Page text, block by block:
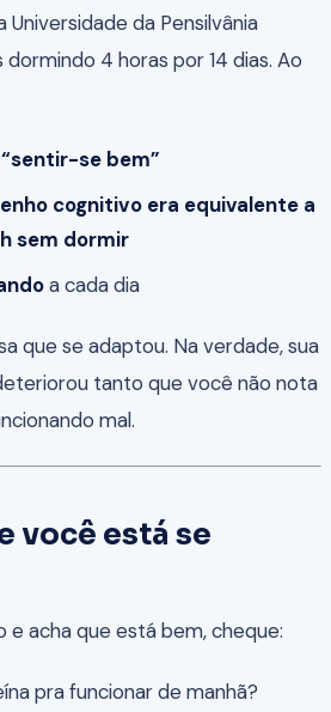
Universidade da Pensilvânia
4 horas por 14 dias. Ao
se bem”
cognitivo era equivalente a
sem dormir
a cada dia
que se adaptou. Na verdade, sua
tanto que você não nota
mal.
você está se
acha que está bem, cheque:
pra funcionar de manhã?